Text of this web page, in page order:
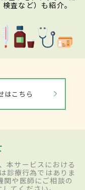
査など）も紹介。
はこちら
本サービスにおける
診療行為ではありま
や医師にご相談の